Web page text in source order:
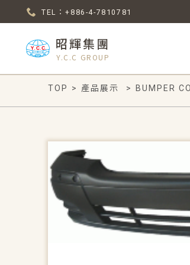
TEL：+886-4-7810781
昭輝集團
Y.C.C GROUP
TOP > 產品展示 > BUMPER